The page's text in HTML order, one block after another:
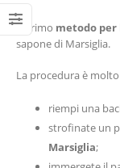
Il primo metodo per
sapone di Marsiglia.
La procedura è
riempi una
strofinate un
Marsiglia;